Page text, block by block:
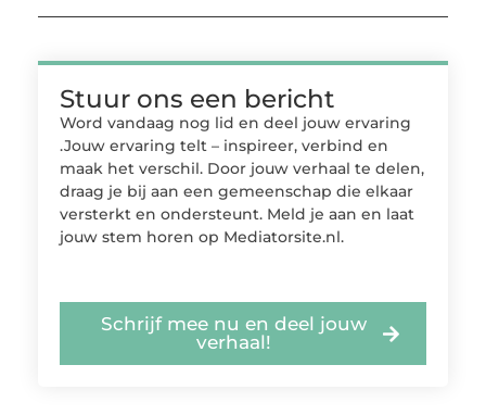
Stuur ons een bericht
Word vandaag nog lid en deel jouw ervaring
.Jouw ervaring telt – inspireer, verbind en
maak het verschil. Door jouw verhaal te delen,
draag je bij aan een gemeenschap die elkaar
versterkt en ondersteunt. Meld je aan en laat
jouw stem horen op Mediatorsite.nl.
Schrijf mee nu en deel jouw
verhaal!